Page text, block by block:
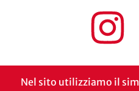
Nel sito utilizziamo il